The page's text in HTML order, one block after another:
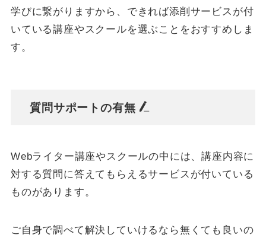
学びに繋がりますから、できれば添削サービスが付
いている講座やスクールを選ぶことをおすすめしま
す。
質問サポートの有無
Webライター講座やスクールの中には、講座内容に
対する質問に答えてもらえるサービスが付いている
ものがあります。
ご自身で調べて解決していけるなら無くても良いの